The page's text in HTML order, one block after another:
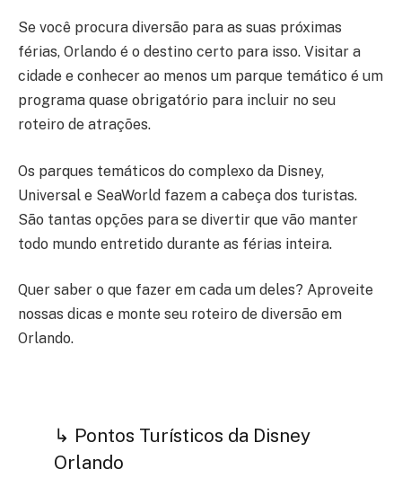
Se você procura diversão para as suas próximas
férias, Orlando é o destino certo para isso. Visitar a
cidade e conhecer ao menos um parque temático é um
programa quase obrigatório para incluir no seu
roteiro de atrações.
Os parques temáticos do complexo da Disney,
Universal e SeaWorld fazem a cabeça dos turistas.
São tantas opções para se divertir que vão manter
todo mundo entretido durante as férias inteira.
Quer saber o que fazer em cada um deles? Aproveite
nossas dicas e monte seu roteiro de diversão em
Orlando.
↳ Pontos Turísticos da Disney
Orlando